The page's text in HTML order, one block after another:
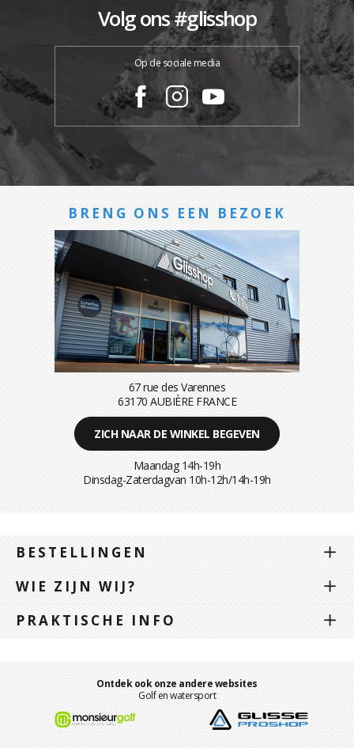
Volg ons #glisshop
Op de sociale media
BRENG ONS EEN BEZOEK
67 rue des Varennes
63170 AUBIÈRE FRANCE
ZICH NAAR DE WINKEL BEGEVEN
Maandag 14h-19h
Dinsdag-Zaterdagvan 10h-12h/14h-19h
BESTELLINGEN
WIE ZIJN WIJ?
PRAKTISCHE INFO
Ontdek ook onze andere websites
Golf en watersport